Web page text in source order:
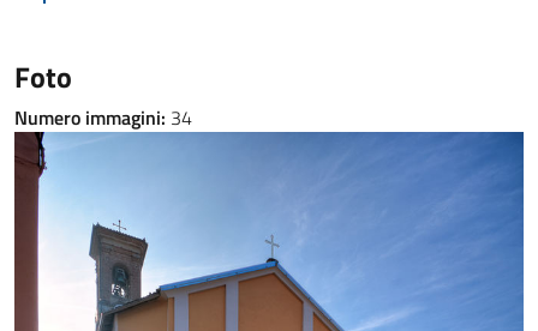
Foto
Numero immagini: 34